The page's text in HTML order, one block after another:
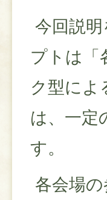
今回説
プトは「
ク型によ
は、一定
す。
各会場